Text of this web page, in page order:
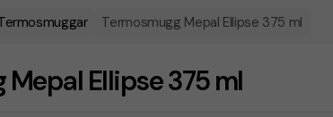
Termosmugg Mepal Ellipse 375 ml
Mepal Ellipse 375 ml